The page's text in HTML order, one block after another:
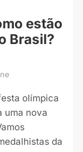
estão
Brasil?
olímpica
uma nova
da